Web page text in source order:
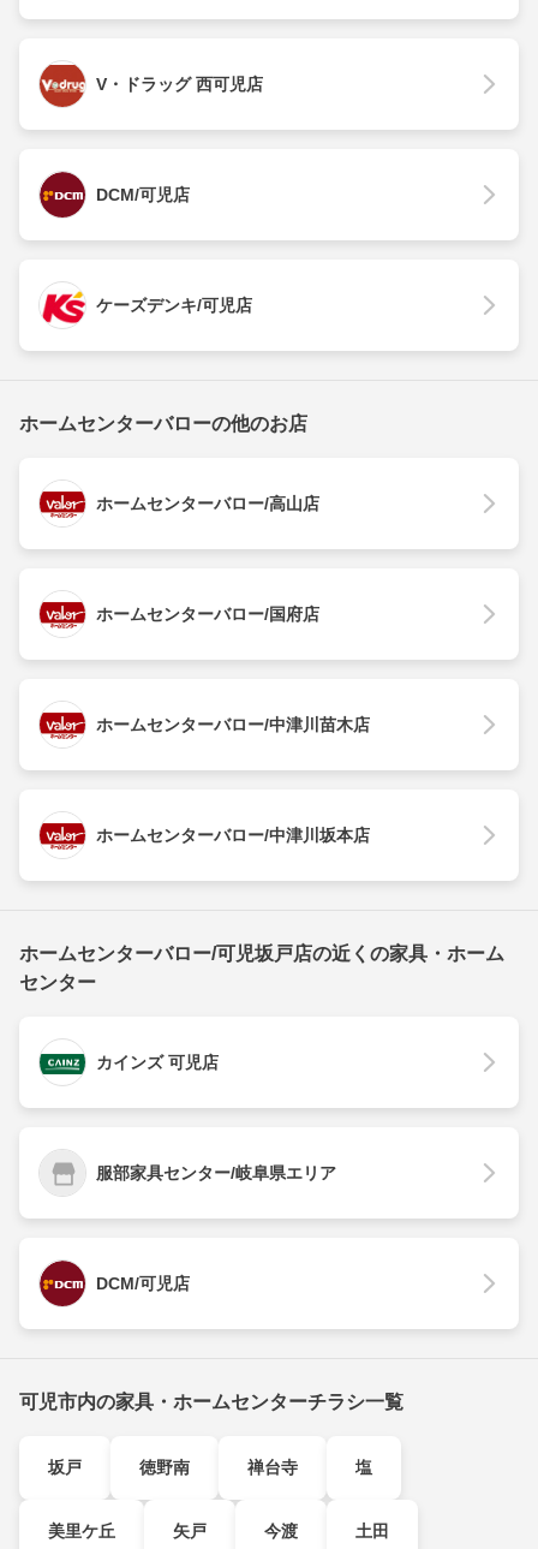
V・ドラッグ 西可児店
DCM/可児店
ケーズデンキ/可児店
ホームセンターバローの他のお店
ホームセンターバロー/高山店
ホームセンターバロー/国府店
ホームセンターバロー/中津川苗木店
ホームセンターバロー/中津川坂本店
ホームセンターバロー/可児坂戸店の近くの家具・ホーム
センター
カインズ 可児店
服部家具センター/岐阜県エリア
DCM/可児店
可児市内の家具・ホームセンターチラシ一覧
坂戸 徳野南 禅台寺 塩
美里ケ丘 矢戸 今渡 土田